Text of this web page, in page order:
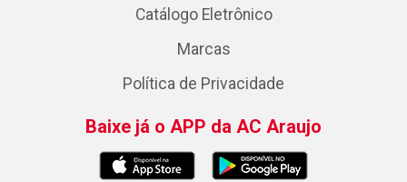
Catálogo Eletrônico
Marcas
Política de Privacidade
Baixe já o APP da AC Araujo